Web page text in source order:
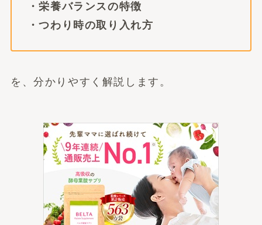
・栄養バランスの特徴
・つわり時の取り入れ方
を、分かりやすく解説します。